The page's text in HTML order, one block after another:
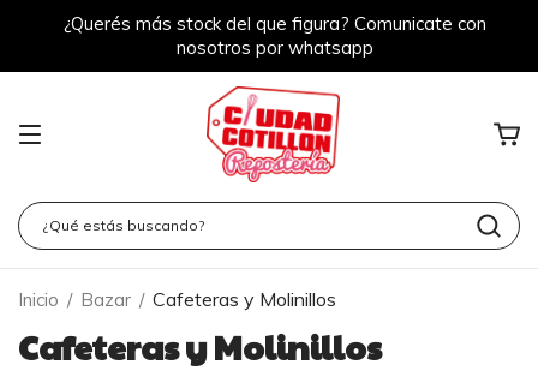
¿Querés más stock del que figura? Comunicate con
nosotros por whatsapp
Inicio / Bazar / Cafeteras y Molinillos
Cafeteras y Molinillos